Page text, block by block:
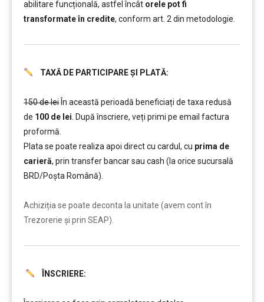
abilitare funcțională, astfel încât orele pot fi
transformate în credite, conform art. 2 din metodologie.
TAXĂ DE PARTICIPARE ȘI PLATĂ:
150 de lei În această perioadă beneficiați de taxa redusă
de 100 de lei . După înscriere, veți primi pe email factura
proformă.
Plata se poate realiza apoi direct cu cardul, cu prima de
carieră, prin transfer bancar sau cash (la orice sucursală
BRD/Poșta Română).
Achiziția se poate deconta la unitate (avem cont în
Trezorerie și prin SEAP).
ÎNSCRIERE: